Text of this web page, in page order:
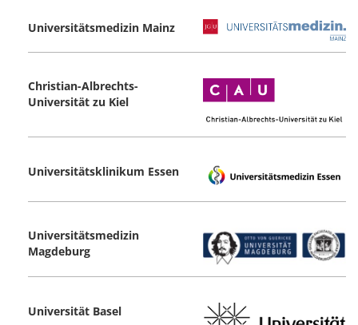
Universitätsmedizin Mainz
Christian-Albrechts-
Universität zu Kiel
Universitätsklinikum Essen
Universitätsmedizin
Magdeburg
Universität Basel